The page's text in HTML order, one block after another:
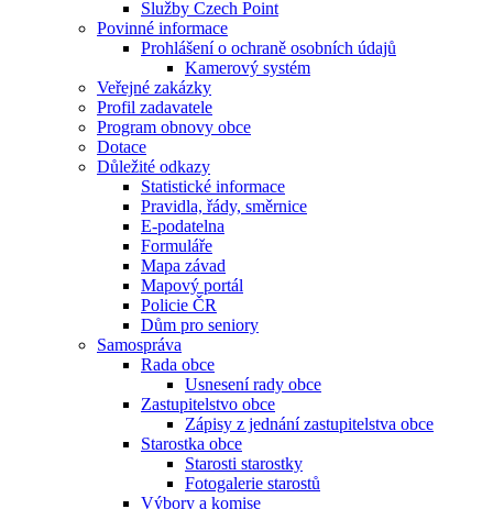
Služby Czech Point
Povinné informace
Prohlášení o ochraně osobních údajů
Kamerový systém
Veřejné zakázky
Profil zadavatele
Program obnovy obce
Dotace
Důležité odkazy
Statistické informace
Pravidla, řády, směrnice
E-podatelna
Formuláře
Mapa závad
Mapový portál
Policie ČR
Dům pro seniory
Samospráva
Rada obce
Usnesení rady obce
Zastupitelstvo obce
Zápisy z jednání zastupitelstva obce
Starostka obce
Starosti starostky
Fotogalerie starostů
Výbory a komise